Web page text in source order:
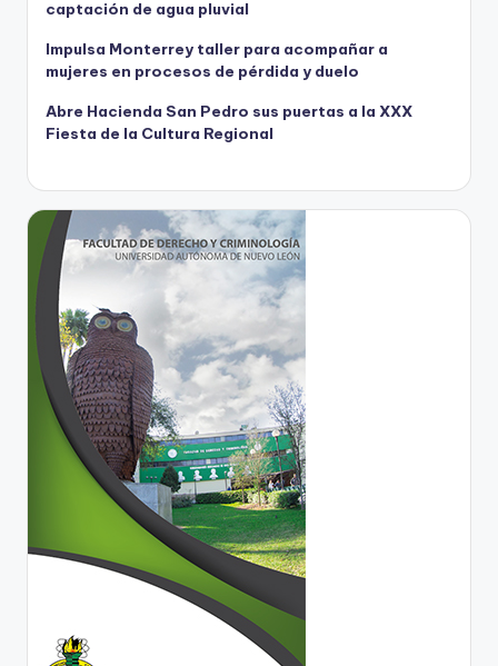
captación de agua pluvial
Impulsa Monterrey taller para acompañar a
mujeres en procesos de pérdida y duelo
Abre Hacienda San Pedro sus puertas a la XXX
Fiesta de la Cultura Regional